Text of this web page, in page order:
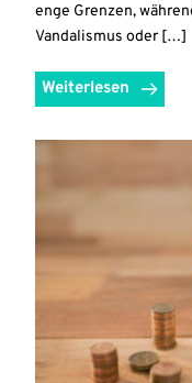
enge Grenzen,
Vandalismus oder […]
Weiterlesen